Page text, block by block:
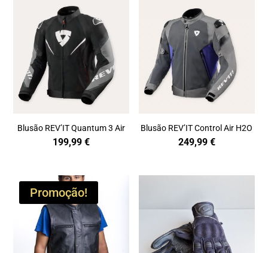
Blusão REV’IT Quantum 3 Air
199,99€
Blusão REV’IT Control Air H2O
249,99 €
Promoção!